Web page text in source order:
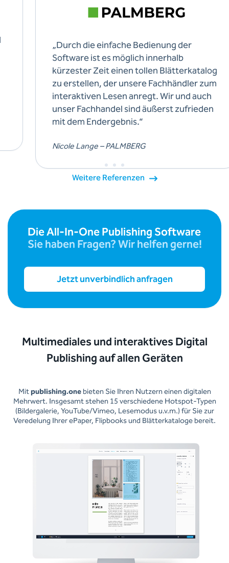
„Durch die einfache Bedienung der
Software ist es möglich innerhalb
kürzester Zeit einen tollen Blätterkatalog
zu erstellen, der unsere Fachhändler zum
interaktiven Lesen anregt. Wir und auch
unser Fachhandel sind äußerst zufrieden
mit dem Endergebnis.“
Nicole Lange – PALMBERG
Die All-In-One Publishing Software
Multimediales und interaktives Digital
Mitpublishing.onebieten Sie Ihren Nutzern einen digitalen
Mehrwert. Insgesamt stehen 15 verschiedene Hotspot-Typen